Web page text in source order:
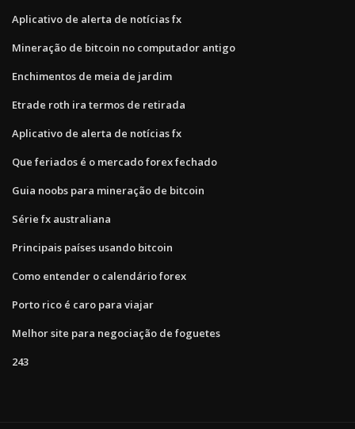
Aplicativo de alerta de notícias fx
Mineração de bitcoin no computador antigo
Enchimentos de meia de jardim
Etrade roth ira termos de retirada
Aplicativo de alerta de notícias fx
Que feriados é o mercado forex fechado
Guia noobs para mineração de bitcoin
Série fx australiana
Principais países usando bitcoin
Como entender o calendário forex
Porto rico é caro para viajar
Melhor site para negociação de foguetes
243